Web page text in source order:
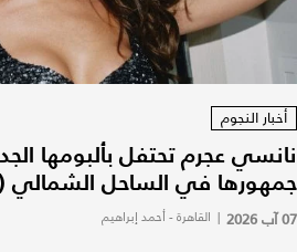
أخبار النجوم
جمهورها في الساحل الشمالي
07 آب 2026 | القاهرة - أحمد إبراهيم